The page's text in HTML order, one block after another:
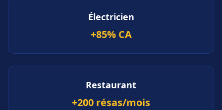
Électricien
+85% CA
Restaurant
+200 résas/mois